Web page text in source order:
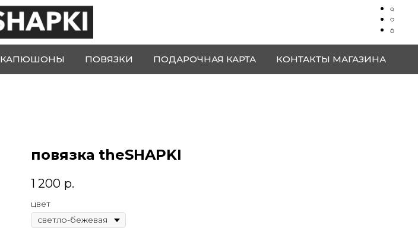
КАПЮШОНЫ ПОВЯЗКИ ПОДАРОЧНАЯ КАРТА КОНТАКТЫ МАГАЗИНА
повязка theSHAPKI
1 200 р.
цвет